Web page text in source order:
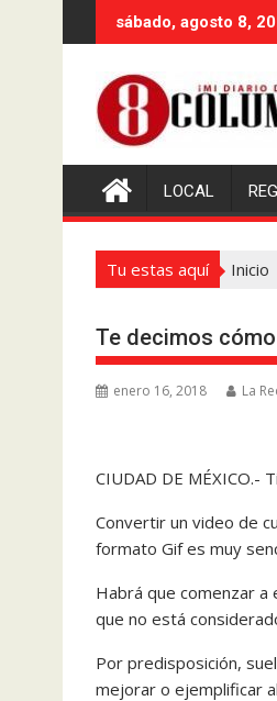
al
sábado, agosto 8,
LOCAL
Tu estas aquí Inicio
Te decimos
enero 16, 2018 La
CIUDAD DE MÉXICO.-
Convertir un video de
formato Gif es muy
Habrá que comenzar
que no está
Por predisposición,
mejorar o ejemplificar